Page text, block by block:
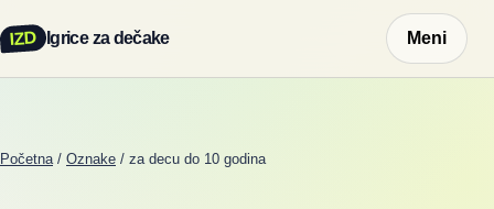
IZD Igrice za dečake Meni
Početna / Oznake / za decu do 10 godina